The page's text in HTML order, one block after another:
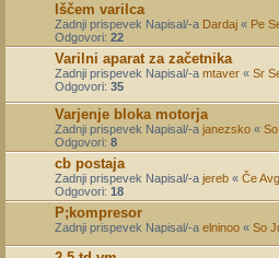
Iščem varilca
Zadnji prispevek Napisal/-a Dardaj « Pe
Odgovori: 22
Varilni aparat za začetnika
Zadnji prispevek Napisal/-a mtaver « Sr
Odgovori: 35
Varjenje bloka motorja
Zadnji prispevek Napisal/-a janezsko «
Odgovori: 8
cb postaja
Zadnji prispevek Napisal/-a jereb « Če
Odgovori: 18
P;kompresor
Zadnji prispevek Napisal/-a elninoo « So